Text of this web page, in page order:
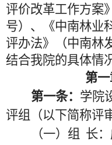
评价改革工作方案
号）、《中南林业
评办法》（中南林
结合我院的具体情
第一
第一条： 学院
评组（以下简称评
（一）组
长